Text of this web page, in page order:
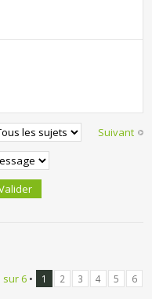
Suivant
sur 6• 1 2 3 4 5 6